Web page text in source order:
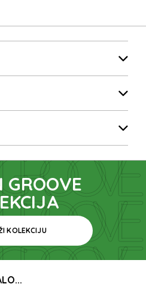
GROOVE
KOLEKCIJU